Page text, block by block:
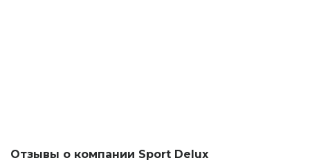
Отзывы о компании Sport Delux